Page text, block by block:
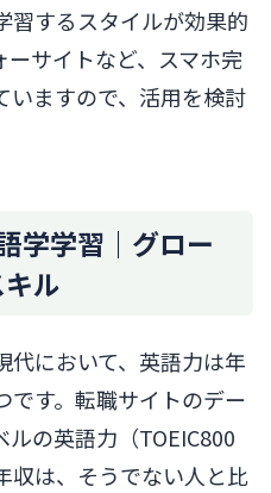
習するスタイルが効果的
サイトなど、スマホ完
いますので、活用を検討
学学習｜グロー
ル
代において、英語力は年
です。転職サイトのデー
の英語力（TOEIC800
収は、そうでない人と比